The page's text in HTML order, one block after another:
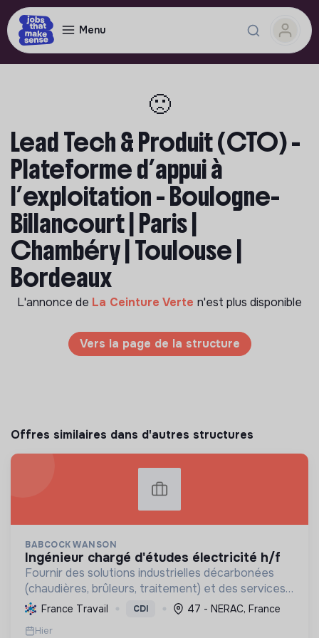
Menu
🙁
Lead Tech & Produit (CTO) -
Plateforme d’appui à
l’exploitation - Boulogne-
Billancourt | Paris |
Chambéry | Toulouse |
Bordeaux
L'annonce de La Ceinture Verte n'est plus disponible
Vers la page de la structure
Offres similaires dans d'autres structures
BABCOCK WANSON
ingénieur chargé d'études électricité h/f
Fournir des solutions industrielles décarbonées
(chaudières, brûleurs, traitement) et des services
associés, tout en contribuant activement à la
transition énergétique et écologique mondiale par
France Travail CDI 47 - NERAC, France
Hier